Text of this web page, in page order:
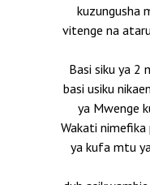
kuzungusha
vitenge na
Basi siku ya 2
basi usiku
ya Mwenge
Wakati
ya kufa mtu